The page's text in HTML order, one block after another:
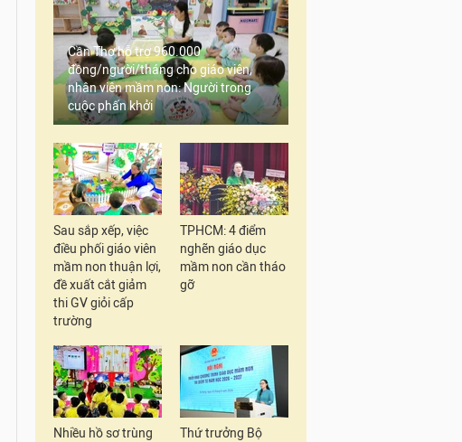
Cần Thơ hỗ trợ 960.000
đồng/người/tháng cho giáo viên,
nhân viên mầm non: Người trong
cuộc phấn khởi
Sau sắp xếp, việc
điều phối giáo viên
mầm non thuận lợi,
đề xuất cắt giảm
thi GV giỏi cấp
trường
TPHCM: 4 điểm
nghẽn giáo dục
mầm non cần tháo
gỡ
Nhiều hồ sơ trùng
Thứ trưởng Bộ